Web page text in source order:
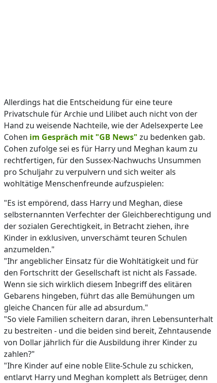
Allerdings hat die Entscheidung für eine teure
Privatschule für Archie und Lilibet auch nicht von der
Hand zu weisende Nachteile, wie der Adelsexperte Lee
Cohen im Gespräch mit "GB News" zu bedenken gab.
Cohen zufolge sei es für Harry und Meghan kaum zu
rechtfertigen, für den Sussex-Nachwuchs Unsummen
pro Schuljahr zu verpulvern und sich weiter als
wohltätige Menschenfreunde aufzuspielen:
"Es ist empörend, dass Harry und Meghan, diese
selbsternannten Verfechter der Gleichberechtigung und
der sozialen Gerechtigkeit, in Betracht ziehen, ihre
Kinder in exklusiven, unverschämt teuren Schulen
anzumelden."
"Ihr angeblicher Einsatz für die Wohltätigkeit und für
den Fortschritt der Gesellschaft ist nicht als Fassade.
Wenn sie sich wirklich diesem Inbegriff des elitären
Gebarens hingeben, führt das alle Bemühungen um
gleiche Chancen für alle ad absurdum."
"So viele Familien scheitern daran, ihren Lebensunterhalt
zu bestreiten - und die beiden sind bereit, Zehntausende
von Dollar jährlich für die Ausbildung ihrer Kinder zu
zahlen?"
"Ihre Kinder auf eine noble Elite-Schule zu schicken,
entlarvt Harry und Meghan komplett als Betrüger, denn